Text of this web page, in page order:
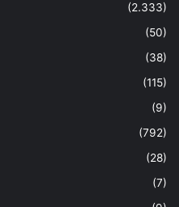
(2.333)
(50)
(38)
(115)
(9)
(792)
(28)
(7)